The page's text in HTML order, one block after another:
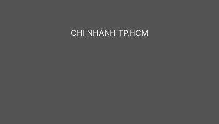
CHI NHÁNH TP.HCM